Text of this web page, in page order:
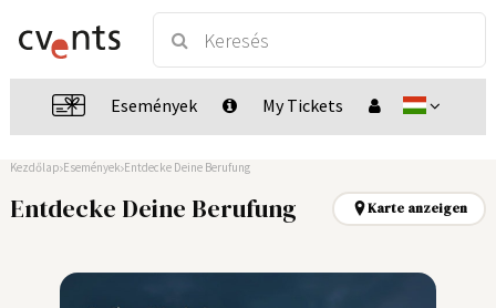
Események My Tickets
Kezdőlap Események Entdecke Deine Berufung
Entdecke Deine Berufung Karte anzeigen